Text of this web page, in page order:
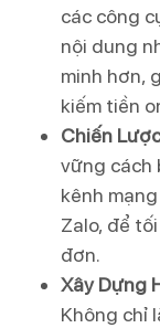
các công
nội dung
minh hơn,
kiếm tiền
Chiến
vững cách
kênh
Zalo, để
đơn.
Xây Dựng
Không chỉ